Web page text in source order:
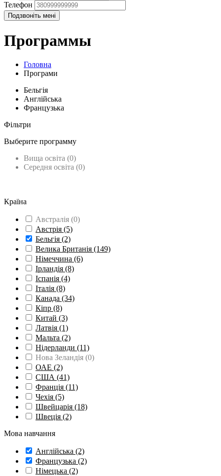
Телефон
Программы
Головна
Програми
Бельгія
Англійська
Французька
Фільтри
Выберите программу
Вища освіта (0)
Середня освіта (0)
Країна
Австралія (0)
Австрія (5)
Бельгія (2)
Велика Британія (149)
Німеччина (6)
Ірландія (8)
Іспанія (4)
Італія (8)
Канада (34)
Кіпр (8)
Китай (3)
Латвія (1)
Мальта (2)
Нідерланди (11)
Нова Зеландія (0)
ОАЕ (2)
США (41)
Франція (11)
Чехія (5)
Швейцарія (18)
Швеція (2)
Мова навчання
Англійська (2)
Французька (2)
Німецька (2)